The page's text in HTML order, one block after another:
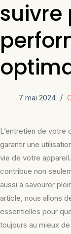
suivre
7 mai 2024
L’entretien de
garantir une
vie de votre
contribue non
aussi à savourer
article, nous allons
essentielles pour
toujours au mieux